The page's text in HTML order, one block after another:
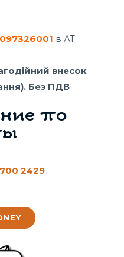
в АТ
внесок
Без ПДВ
по
2429